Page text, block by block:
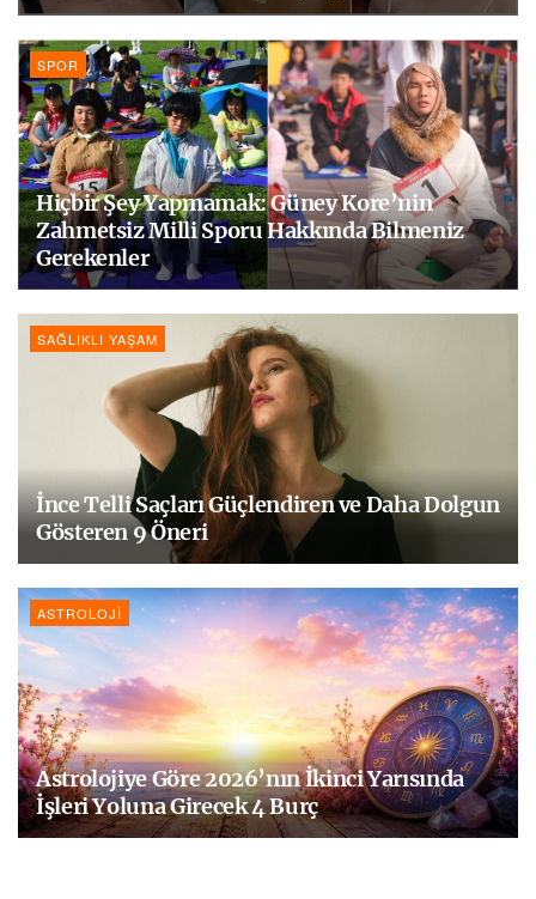
SPOR
Hiçbir Şey Yapmamak: Güney Kore’nin
Zahmetsiz Milli Sporu Hakkında Bilmeniz
Gerekenler
SAĞLIKLI YAŞAM
İnce Telli Saçları Güçlendiren ve Daha Dolgun
Gösteren 9 Öneri
ASTROLOJI
Astrolojiye Göre 2026’nın İkinci Yarısında
İşleri Yoluna Girecek 4 Burç